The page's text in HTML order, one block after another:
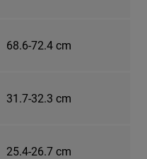
68.6-72.4 cm
31.7-32.3 cm
25.4-26.7 cm